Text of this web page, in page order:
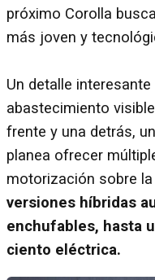
próximo Corolla
más joven y
Un detalle
abastecimiento
frente y una detrás,
planea ofrecer
motorización sobre
versiones híbridas
enchufables, hasta
ciento eléctrica.